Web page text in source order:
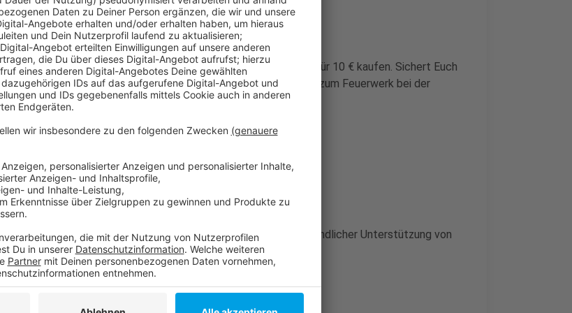
Anzeige
Der Ticketverkauf läuft bereits. Die ersten500 Karten könnt ihr für 10 € kaufen. Sichert Euch
Euren exklusiven Platz bei Antenne Düsseldorf feiert - der Party zum Feuerwerk bei der
Größten Kirmes am Rhein mit DJ Marc Pesch.
Das bieten wir euch:
Liegestühle
Eine riesige Tanzfläche
Den besten Blick auf das Feuerwerk, direkt am Rheinufer
Präsentiert von der Emil Frey NRW Garage in Düsseldorf, mit freundlicher Unterstützung von
Füchschen Alt und in Kooperation mit den Schützen von 1316.
Hier geht es die:KARTEN(bitte auf den Link klicken)